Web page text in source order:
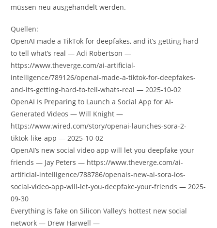
müssen neu ausgehandelt werden.
Quellen:
OpenAI made a TikTok for deepfakes, and it’s getting hard
to tell what’s real — Adi Robertson —
https://www.theverge.com/ai-artificial-
intelligence/789126/openai-made-a-tiktok-for-deepfakes-
and-its-getting-hard-to-tell-whats-real — 2025-10-02
OpenAI Is Preparing to Launch a Social App for AI-
Generated Videos — Will Knight —
https://www.wired.com/story/openai-launches-sora-2-
tiktok-like-app — 2025-10-02
OpenAI’s new social video app will let you deepfake your
friends — Jay Peters — https://www.theverge.com/ai-
artificial-intelligence/788786/openais-new-ai-sora-ios-
social-video-app-will-let-you-deepfake-your-friends — 2025-
09-30
Everything is fake on Silicon Valley’s hottest new social
network — Drew Harwell —